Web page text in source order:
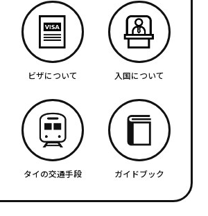
ビザについて 入国について
タイの交通手段 ガイドブック